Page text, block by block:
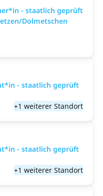
- staatlich geprüft
Dolmetschen
- staatlich geprüft
+1 weiterer Standort
- staatlich geprüft
+1 weiterer Standort